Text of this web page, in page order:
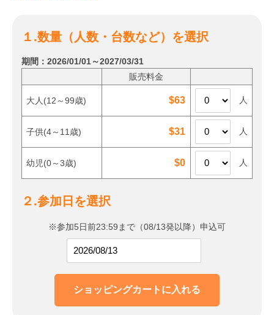
１.数量（人数・台数など）を選択
期間：2026/01/01～2027/03/31
販売料金
大人 (12～99歳) $63 人
子供(4～11歳) $31 人
幼児(0～3歳) $0 人
２.参加日を選択
※参加5日前23:59まで（08/13発以降）申込可